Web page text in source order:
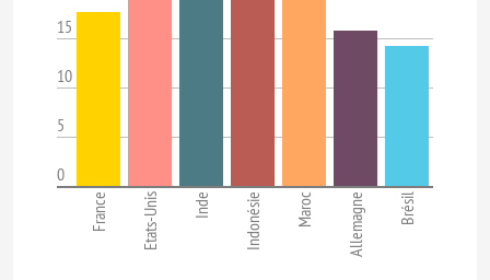
15
10
5
0
France Etats-Unis Inde Indonésie Maroc Allemagne Brésil